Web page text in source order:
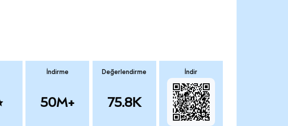
İndirme
50M+
Değerlendirme
75.8K
İndir